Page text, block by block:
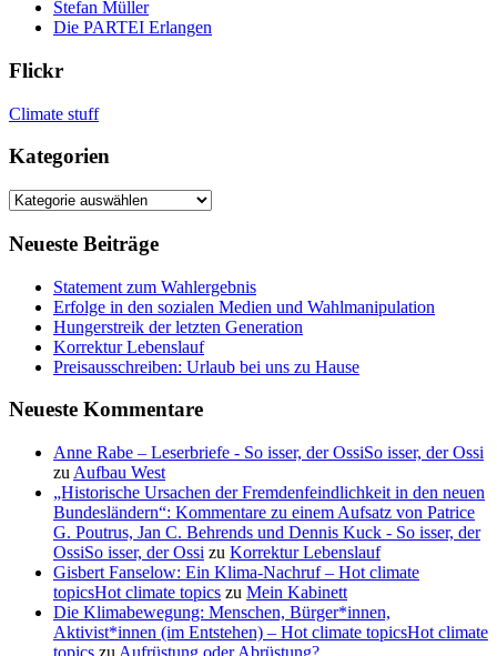
Stefan Müller
Die PARTEI Erlangen
Flickr
Climate stuff
Kategorien
Kategorien
Neueste Beiträge
Statement zum Wahlergebnis
Erfolge in den sozialen Medien und Wahlmanipulation
Hungerstreik der letzten Generation
Korrektur Lebenslauf
Preisausschreiben: Urlaub bei uns zu Hause
Neueste Kommentare
Anne Rabe – Leserbriefe - So isser, der OssiSo isser, der Ossi
zu Aufbau West
„Historische Ursachen der Fremdenfeindlichkeit in den neuen
Bundesländern“: Kommentare zu einem Aufsatz von Patrice
G. Poutrus, Jan C. Behrends und Dennis Kuck - So isser, der
OssiSo isser, der Ossi zu Korrektur Lebenslauf
Gisbert Fanselow: Ein Klima-Nachruf – Hot climate
topicsHot climate topics zu Mein Kabinett
Die Klimabewegung: Menschen, Bürger*innen,
Aktivist*innen (im Entstehen) – Hot climate topicsHot climate
topics zu Aufrüstung oder Abrüstung?